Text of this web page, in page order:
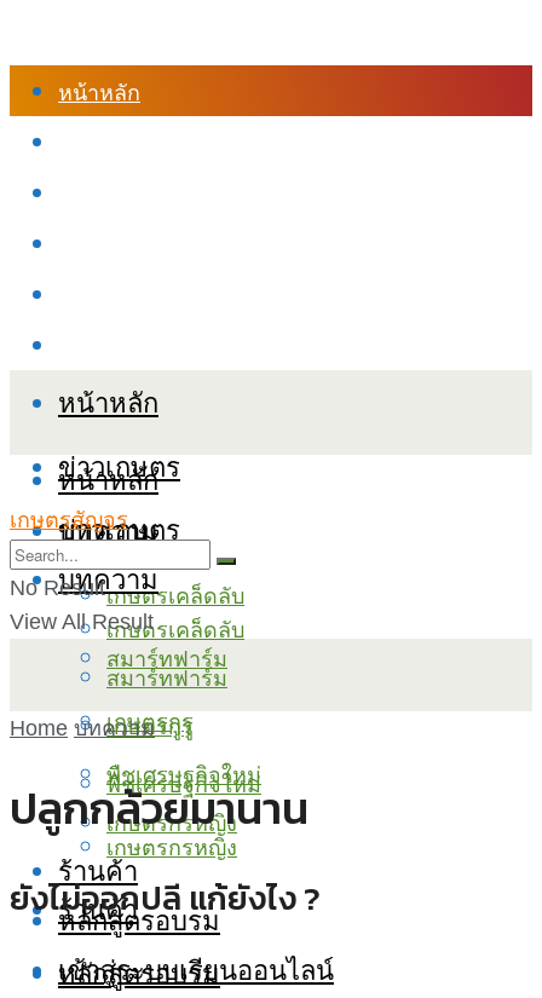
หน้าหลัก
หน้าหลัก
ข่าวเกษตร
บทความ
เกษตรเคล็ดลับ
สมาร์ทฟาร์ม
เกษตรกูรู
พืชเศรษฐกิจใหม่
เกษตรกรหญิง
ร้านค้า
หลักสูตรอบรม
หน้าหลัก
ข่าวเกษตร
บทความ
เกษตรเคล็ดลับ
สมาร์ทฟาร์ม
เกษตรกูรู
พืชเศรษฐกิจใหม่
เกษตรกรหญิง
ร้านค้า
หลักสูตรอบรม
เข้าสู่ระบบเรียนออนไลน์
เกษตรสัญจร
No Result
View All Result
Home บทความ
ปลูกกล้วยมานาน
ยังไม่ออกปลี แก้ยังไง ?